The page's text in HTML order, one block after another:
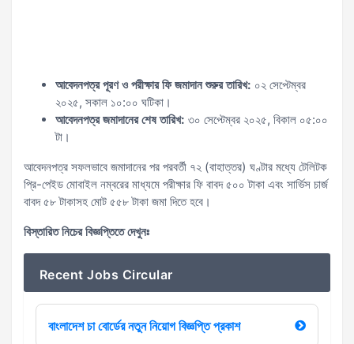
আবেদনপত্র পূরণ ও পরীক্ষার ফি জমাদান শুরুর তারিখ: ০২ সেপ্টেম্বর
২০২৫, সকাল ১০:০০ ঘটিকা।
আবেদনপত্র জমাদানের শেষ তারিখ: ৩০ সেপ্টেম্বর ২০২৫, বিকাল ০৫:০০
টা।
আবেদনপত্র সফলভাবে জমাদানের পর পরবর্তী ৭২ (বাহাত্তর) ঘণ্টার মধ্যে টেলিটক
প্রি-পেইড মোবাইল নম্বরের মাধ্যমে পরীক্ষার ফি বাবদ ৫০০ টাকা এবং সার্ভিস চার্জ
বাবদ ৫৮ টাকাসহ মোট ৫৫৮ টাকা জমা দিতে হবে।
বিস্তারিত নিচের বিজ্ঞপ্তিতে দেখুনঃ
Recent Jobs Circular
বাংলাদেশ চা বোর্ডের নতুন নিয়োগ বিজ্ঞপ্তি প্রকাশ